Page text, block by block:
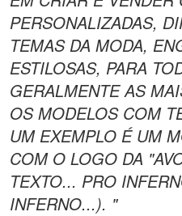
PERSONALIZADAS,
TEMAS DA MODA,
ESTILOSAS, PARA
GERALMENTE AS
OS MODELOS COM
UM EXEMPLO É UM
COM O LOGO DA
TEXTO... PRO
INFERNO...). "